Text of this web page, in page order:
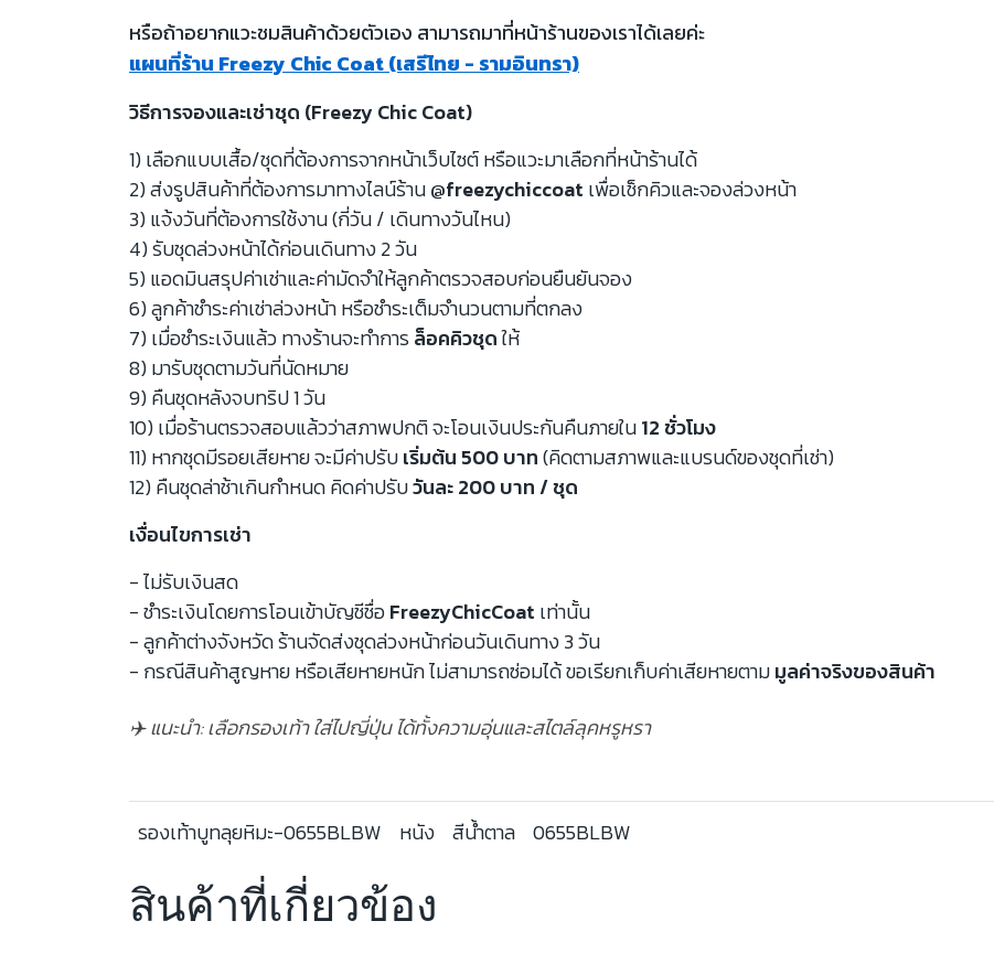
หรือถ้าอยากแวะชมสินค้าด้วยตัวเอง สามารถมาที่หน้าร้านของเราได้เลยค่ะ
แผนที่ร้าน Freezy Chic Coat (เสรีไทย - รามอินทรา)
วิธีการจองและเช่าชุด (Freezy Chic Coat)
1) เลือกแบบเสื้อ/ชุดที่ต้องการจากหน้าเว็บไซต์ หรือแวะมาเลือกที่หน้าร้านได้
2) ส่งรูปสินค้าที่ต้องการมาทางไลน์ร้าน@freezychiccoat เพื่อเช็กคิวและจองล่วงหน้า
3) แจ้งวันที่ต้องการใช้งาน (กี่วัน / เดินทางวันไหน)
4) รับชุดล่วงหน้าได้ก่อนเดินทาง 2 วัน
5) แอดมินสรุปค่าเช่าและค่ามัดจำให้ลูกค้าตรวจสอบก่อนยืนยันจอง
6) ลูกค้าชำระค่าเช่าล่วงหน้า หรือชำระเต็มจำนวนตามที่ตกลง
7) เมื่อชำระเงินแล้ว ทางร้านจะทำการล็อคคิวชุดให้
8) มารับชุดตามวันที่นัดหมาย
9) คืนชุดหลังจบทริป 1 วัน
10) เมื่อร้านตรวจสอบแล้วว่าสภาพปกติ จะโอนเงินประกันคืนภายใน12 ชั่วโมง
11) หากชุดมีรอยเสียหาย จะมีค่าปรับเริ่มต้น 500 บาท(คิดตามสภาพและแบรนด์ของชุดที่เช่า)
12) คืนชุดล่าช้าเกินกำหนด คิดค่าปรับวันละ 200 บาท / ชุด
เงื่อนไขการเช่า
- ไม่รับเงินสด
- ชำระเงินโดยการโอนเข้าบัญชีชื่อFreezyChicCoat เท่านั้น
- ลูกค้าต่างจังหวัด ร้านจัดส่งชุดล่วงหน้าก่อนวันเดินทาง 3 วัน
- กรณีสินค้าสูญหาย หรือเสียหายหนัก ไม่สามารถซ่อมได้ ขอเรียกเก็บค่าเสียหายตามมูลค่าจริงของสินค้า
✈️ แนะนำ: เลือกรองเท้า ใส่ไปญี่ปุ่น ได้ทั้งความอุ่นและสไตล์ลุคหรูหรา
รองเท้าบูทลุยหิมะ-0655BLBW หนัง สีน้ำตาล 0655BLBW
สินค้าที่เกี่ยวข้อง